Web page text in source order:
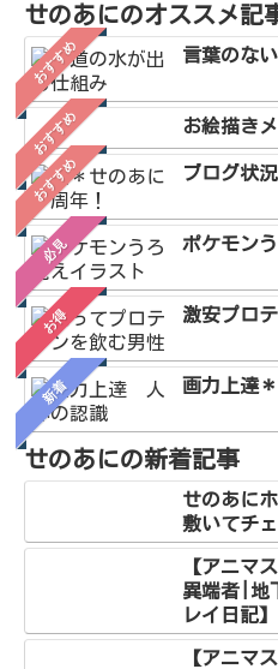
せのあにのオススメ記
おすすめ 言葉のな
おすすめ お絵描き
おすすめ ブログ状
必見 ポケモン
お得 激安プロ
新着 画力上達
せのあにの新着記事
せのあに
敷いてチ
【アニマ
異端者|地
レイ日記】
【アニマ